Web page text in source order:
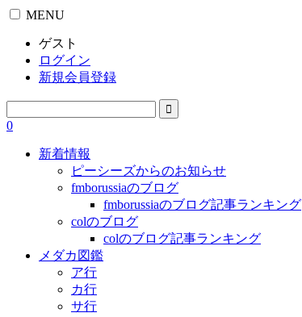
MENU
ゲスト
ログイン
新規会員登録
0
新着情報
ピーシーズからのお知らせ
fmborussiaのブログ
fmborussiaのブログ記事ランキング
colのブログ
colのブログ記事ランキング
メダカ図鑑
ア行
カ行
サ行